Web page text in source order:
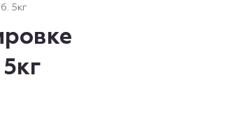
5кг